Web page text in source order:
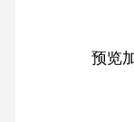
预览